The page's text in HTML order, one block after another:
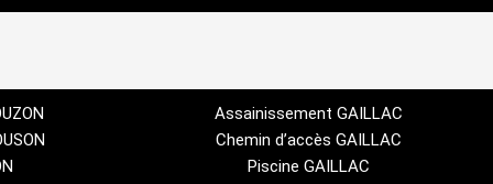
Assainissement GAILLAC
Chemin d’accès GAILLAC
Piscine GAILLAC